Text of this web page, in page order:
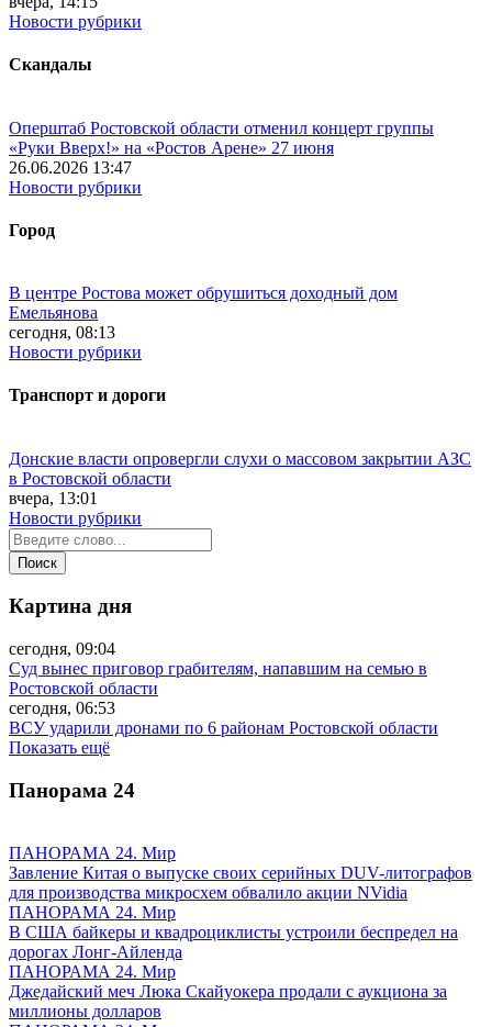
Новости рубрики
Скандалы
Оперштаб Ростовской области отменил концерт группы
«Руки Вверх!» на «Ростов Арене» 27 июня
26.06.2026 13:47
Новости рубрики
Город
В центре Ростова может обрушиться доходный дом
Емельянова
сегодня, 08:13
Новости рубрики
Транспорт и дороги
Донские власти опровергли слухи о массовом закрытии АЗС
в Ростовской области
вчера, 13:01
Новости рубрики
Картина дня
сегодня, 09:04
Суд вынес приговор грабителям, напавшим на семью в
Ростовской области
сегодня, 06:53
ВСУ ударили дронами по 6 районам Ростовской области
Показать ещё
Панорама 24
ПАНОРАМА 24. Мир
Завление Китая о выпуске своих серийных DUV-литографов
для производства микросхем обвалило акции NVidia
ПАНОРАМА 24. Мир
В США байкеры и квадроциклисты устроили беспредел на
дорогах Лонг-Айленда
ПАНОРАМА 24. Мир
Джедайский меч Люка Скайуокера продали с аукциона за
миллионы долларов